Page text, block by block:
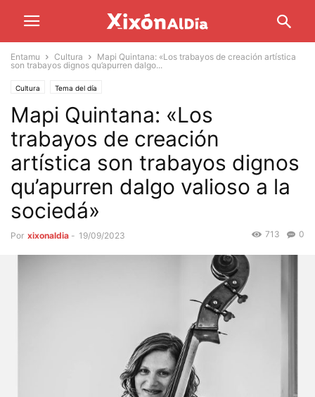
Entamu Cultura
Mapi Quintana: «Los trabayos de creación artística
son trabayos dignos qu’apurren dalgo...
Cultura Tema del día
Mapi Quintana: «Los
trabayos de creación
artística son trabayos dignos
qu’apurren dalgo valioso a la
sociedá»
Por xixonaldia - 19/09/2023 0
713